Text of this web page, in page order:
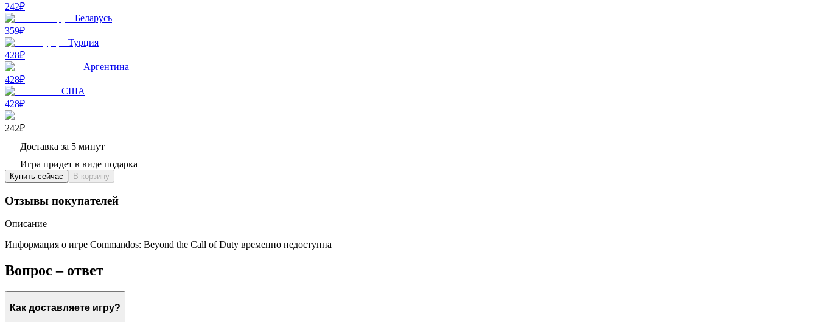
242₽
Беларусь
359₽
Турция
428₽
Аргентина
428₽
США
428₽
242₽
Доставка за 5 минут
Игра придет в виде подарка
Купить сейчас В корзину
Отзывы покупателей
Описание
Информация о игре Commandos: Beyond the Call of Duty временно недоступна
Вопрос – ответ
Как доставляете игру?